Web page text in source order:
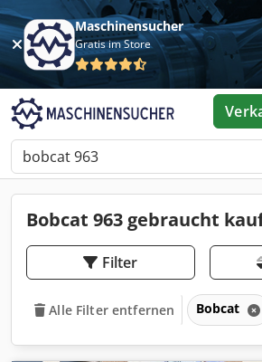
Maschinensucher
Gratis im Store
Bobcat 963 gebraucht
Filter
Alle Filter entfernen Bobcat